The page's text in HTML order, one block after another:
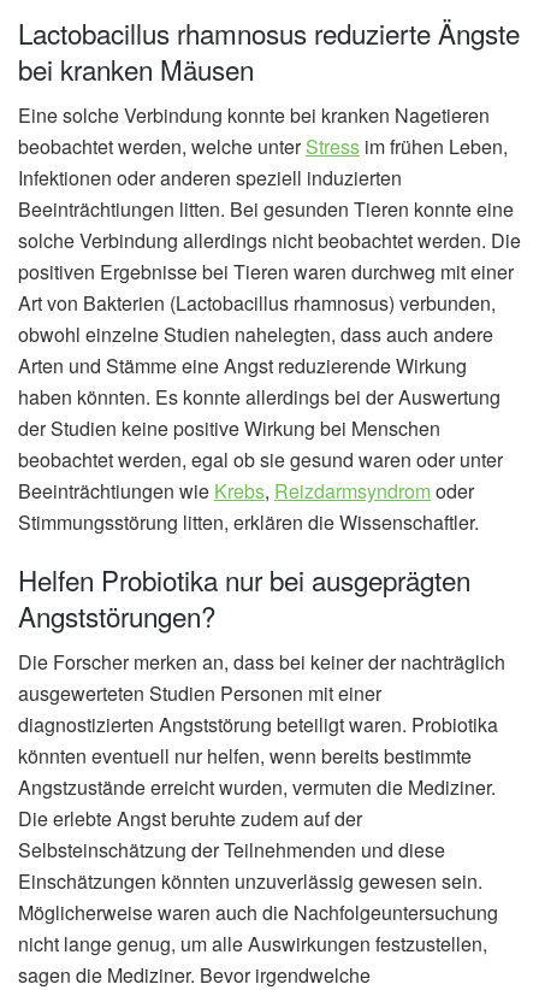
Lactobacillus rhamnosus reduzierte Ängste
bei kranken Mäusen
Eine solche Verbindung konnte bei kranken Nagetieren
beobachtet werden, welche unterStress im frühen Leben,
Infektionen oder anderen speziell induzierten
Beeinträchtiungen litten. Bei gesunden Tieren konnte eine
solche Verbindung allerdings nicht beobachtet werden. Die
positiven Ergebnisse bei Tieren waren durchweg mit einer
Art von Bakterien (Lactobacillus rhamnosus) verbunden,
obwohl einzelne Studien nahelegten, dass auch andere
Arten und Stämme eine Angst reduzierende Wirkung
haben könnten. Es konnte allerdings bei der Auswertung
der Studien keine positive Wirkung bei Menschen
beobachtet werden, egal ob sie gesund waren oder unter
Beeinträchtiungen wie Krebs, Reizdarmsyndromoder
Stimmungsstörung litten, erklären die Wissenschaftler.
Helfen Probiotika nur bei ausgeprägten
Angststörungen?
Die Forscher merken an, dass bei keiner der nachträglich
ausgewerteten Studien Personen mit einer
diagnostizierten Angststörung beteiligt waren. Probiotika
könnten eventuell nur helfen, wenn bereits bestimmte
Angstzustände erreicht wurden, vermuten die Mediziner.
Die erlebte Angst beruhte zudem auf der
Selbsteinschätzung der Teilnehmenden und diese
Einschätzungen könnten unzuverlässig gewesen sein.
Möglicherweise waren auch die Nachfolgeuntersuchung
nicht lange genug, um alle Auswirkungen festzustellen,
sagen die Mediziner. Bevor irgendwelche